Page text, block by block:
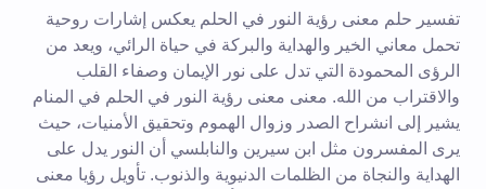
تفسير حلم معنى رؤية النور في الحلم يعكس إشارات روحية
تحمل معاني الخير والهداية والبركة في حياة الرائي، ويعد من
الرؤى المحمودة التي تدل على نور الإيمان وصفاء القلب
والاقتراب من الله. معنى معنى رؤية النور في الحلم في المنام
يشير إلى انشراح الصدر وزوال الهموم وتحقيق الأمنيات، حيث
يرى المفسرون مثل ابن سيرين والنابلسي أن النور يدل على
الهداية والنجاة من الظلمات الدنيوية والذنوب. تأويل رؤيا معنى